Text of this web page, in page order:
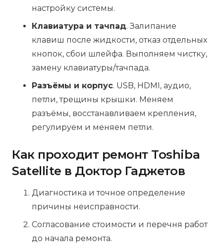
настройку системы.
Клавиатура и тачпад. Залипание
клавиш после жидкости, отказ отдельных
кнопок, сбои шлейфа. Выполняем чистку,
замену клавиатуры/тачпада.
Разъёмы и корпус. USB, HDMI, аудио,
петли, трещины крышки. Меняем
разъёмы, восстанавливаем крепления,
регулируем и меняем петли.
Как проходит ремонт Toshiba
Satellite в Доктор Гаджетов
Диагностика и точное определение
причины неисправности.
Согласование стоимости и перечня работ
до начала ремонта.